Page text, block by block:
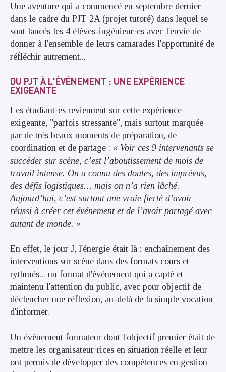
Une aventure qui a commencé en septembre dernier
dans le cadre du PJT 2A (projet tutoré) dans lequel se
sont lancés les 4 élèves-ingénieur·es avec l'envie de
donner à l'ensemble de leurs camarades l'opportunité de
réfléchir autrement...
DU PJT À L'ÉVÉNEMENT : UNE EXPÉRIENCE
EXIGEANTE
Les étudiant·es reviennent sur cette expérience
exigeante, "parfois stressante", mais surtout marquée
par de très beaux moments de préparation, de
coordination et de partage : « Voir ces 9 intervenants se
succéder sur scène, c’est l’aboutissement de mois de
travail intense. On a connu des doutes, des imprévus,
des défis logistiques… mais on n’a rien lâché.
Aujourd’hui, c’est surtout une vraie fierté d’avoir
réussi à créer cet événement et de l’avoir partagé avec
autant de monde. »
En effet, le jour J, l'énergie était là : enchaînement des
interventions sur scène dans des formats cours et
rythmés... un format d'événement qui a capté et
maintenu l'attention du public, avec pour objectif de
déclencher une réflexion, au-delà de la simple vocation
d'informer.
Un événement formateur dont l'objectif premier était de
mettre les organisateur·rices en situation réelle et leur
ont permis de développer des compétences en gestion